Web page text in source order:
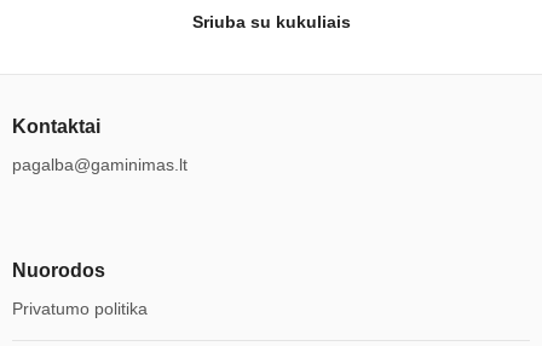
Sriuba su kukuliais
Kontaktai
pagalba@gaminimas.lt
Nuorodos
Privatumo politika